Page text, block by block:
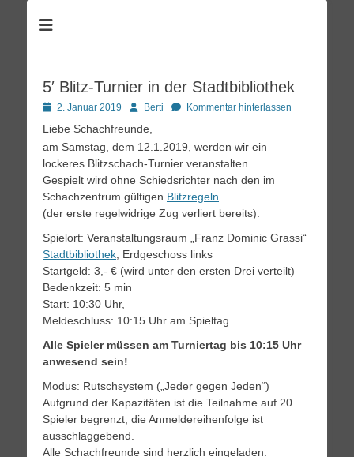
5′ Blitz-Turnier in der Stadtbibliothek
Posted2. Januar 2019 AutorBerti Kommentar hinterlassen
Liebe Schachfreunde,
am Samstag, dem 12.1.2019, werden wir ein
lockeres Blitzschach-Turnier veranstalten.
Gespielt wird ohne Schiedsrichter nach den im
Schachzentrum gültigen Blitzregeln
(der erste regelwidrige Zug verliert bereits).
Spielort: Veranstaltungsraum „Franz Dominic Grassi“
Stadtbibliothek , Erdgeschoss links
Startgeld: 3,- € (wird unter den ersten Drei verteilt)
Bedenkzeit: 5 min
Start: 10:30 Uhr,
Meldeschluss: 10:15 Uhr am Spieltag
Alle Spieler müssen am Turniertag bis 10:15 Uhr
anwesend sein!
Modus: Rutschsystem („Jeder gegen Jeden“)
Aufgrund der Kapazitäten ist die Teilnahme auf 20
Spieler begrenzt, die Anmeldereihenfolge ist
ausschlaggebend.
Alle Schachfreunde sind herzlich eingeladen.